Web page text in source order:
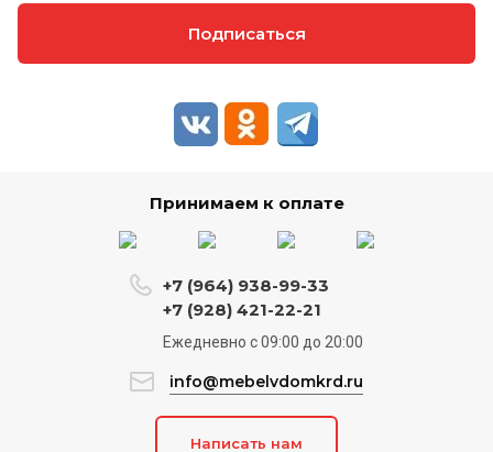
Подписаться
Принимаем к оплате
+7 (964) 938-99-33
+7 (928) 421-22-21
Ежедневно c 09:00 до 20:00
info@mebelvdomkrd.ru
Написать нам